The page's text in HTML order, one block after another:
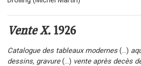
Vente X.1926
Catalogue des tableaux modernes (...)
dessins, gravure(...) vente après decès